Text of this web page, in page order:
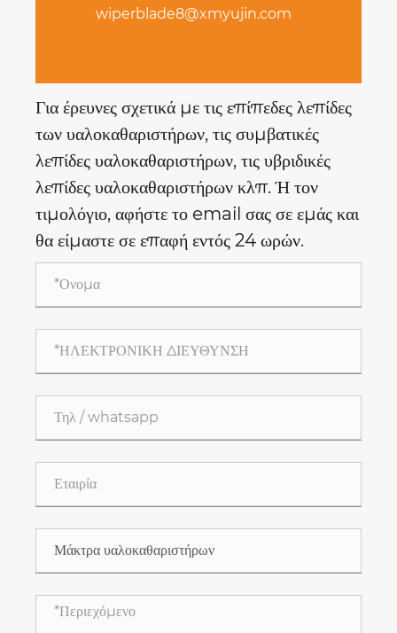
wiperblade8@xmyujin.com
Για έρευνες σχετικά με τις επίπεδες λεπίδες
των υαλοκαθαριστήρων, τις συμβατικές
λεπίδες υαλοκαθαριστήρων, τις υβριδικές
λεπίδες υαλοκαθαριστήρων κλπ. Ή τον
τιμολόγιο, αφήστε το email σας σε εμάς και
θα είμαστε σε επαφή εντός 24 ωρών.